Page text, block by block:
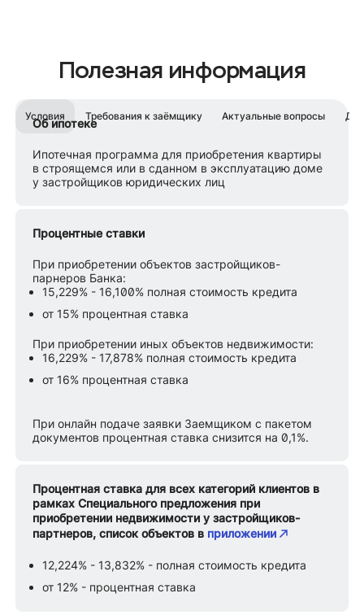
Полезная информация
Условия Требования к заёмщику Актуальные вопросы
Об ипотеке
Ипотечная программа для приобретения квартиры
в строящемся или в сданном в эксплуатацию доме
у застройщиков юридических лиц
Процентные ставки
При приобретении объектов застройщиков-
парнеров Банка:
15,229% - 16,100% полная стоимость кредита
от 15% процентная ставка
При приобретении иных объектов недвижимости:
16,229% - 17,878% полная стоимость кредита
от 16% процентная ставка
При онлайн подаче заявки Заемщиком с пакетом
документов процентная ставка снизится на 0,1%.
Процентная ставка для всех категорий клиентов в
рамках Специального предложения при
приобретении недвижимости у застройщиков-
партнеров, список объектов в приложении
12,224% - 13,832% - полная стоимость кредита
от 12% - процентная ставка